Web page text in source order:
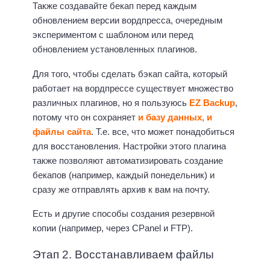
Также создавайте бекап перед каждым
обновлением версии вордпресса, очередным
экспериментом с шаблоном или перед
обновлением установленных плагинов.
Для того, чтобы сделать бэкап сайта, который
работает на вордпрессе существует множество
различных плагинов, но я пользуюсь EZ Backup,
потому что он сохраняет и базу данных, и
файлы сайта. Т.е. все, что может понадобиться
для восстановления. Настройки этого плагина
также позволяют автоматизировать создание
бекапов (например, каждый понедельник) и
сразу же отправлять архив к вам на почту.
Есть и другие способы создания резервной
копии (например, через CPanel и FTР).
Этап 2. Восстанавливаем файлы